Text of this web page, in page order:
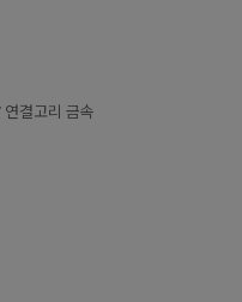
결고리 금속